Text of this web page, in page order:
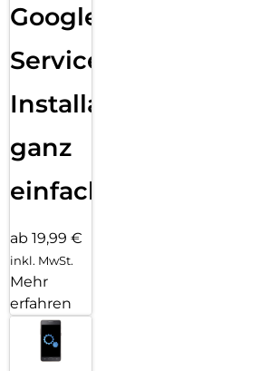
Google
Services
Installation
ganz
einfach
ab 19,99 €
inkl. MwSt.
Mehr
erfahren